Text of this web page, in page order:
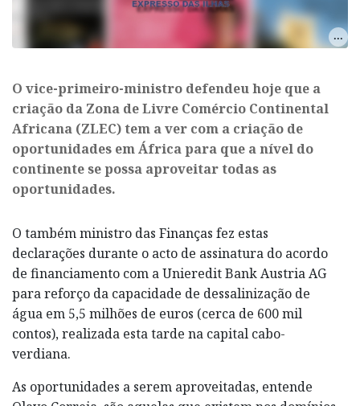
O vice-primeiro-ministro defendeu hoje que a
criação da Zona de Livre Comércio Continental
Africana (ZLEC) tem a ver com a criação de
oportunidades em África para que a nível do
continente se possa aproveitar todas as
oportunidades.
O também ministro das Finanças fez estas
declarações durante o acto de assinatura do acordo
de financiamento com a Unieredit Bank Austria AG
para reforço da capacidade de dessalinização de
água em 5,5 milhões de euros (cerca de 600 mil
contos), realizada esta tarde na capital cabo-
verdiana.
As oportunidades a serem aproveitadas, entende